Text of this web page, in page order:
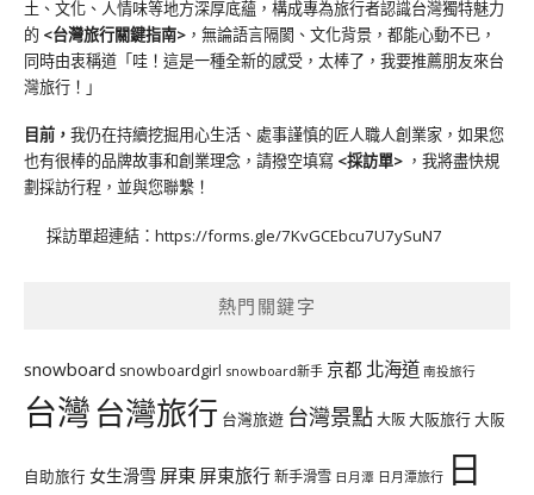
土、文化、人情味等地方深厚底蘊，構成專為旅行者認識台灣獨特魅力
的 <台灣旅行關鍵指南> ，無論語言隔閡、文化背景，都能心動不已，
同時由衷稱道「哇！這是一種全新的感受，太棒了，我要推薦朋友來台
灣旅行！」
目前， 我仍在持續挖掘用心生活、處事謹慎的匠人職人創業家，如果您
也有很棒的品牌故事和創業理念，請撥空填寫 <採訪單> ，我將盡快規
劃採訪行程，並與您聯繫！
採訪單超連結： https://forms.gle/7KvGCEbcu7U7ySuN7
熱門關鍵字
snowboard snowboardgirl snowboard新手 京都 北海道 南投旅行
台灣台灣旅行 台灣旅遊 台灣景點大阪大阪旅行大阪
自助旅行 女生滑雪 屏東 屏東旅行新手滑雪 日月潭 日月潭旅行 日